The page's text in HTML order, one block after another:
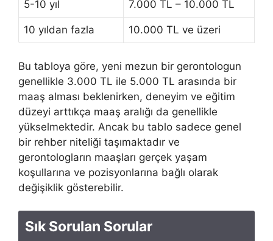
5-10 yıl 7.000 TL – 10.000 TL
10 yıldan fazla 10.000 TL ve üzeri
Bu tabloya göre, yeni mezun bir gerontologun
genellikle 3.000 TL ile 5.000 TL arasında bir
maaş alması beklenirken, deneyim ve eğitim
düzeyi arttıkça maaş aralığı da genellikle
yükselmektedir. Ancak bu tablo sadece genel
bir rehber niteliği taşımaktadır ve
gerontologların maaşları gerçek yaşam
koşullarına ve pozisyonlarına bağlı olarak
değişiklik gösterebilir.
Sık Sorulan Sorular